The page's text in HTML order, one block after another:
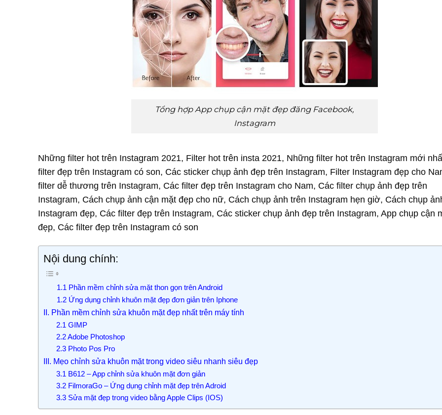
Tổng hợp App chụp cận mặt đẹp đăng Facebook,
Instagram
Những filter hot trên Instagram 2021, Filter hot trên insta 2021, Những filter hot trên Instagram mới
filter đẹp trên Instagram có son, Các sticker chụp ảnh đẹp trên Instagram, Filter Instagram đẹp cho
filter dễ thương trên Instagram, Các filter đẹp trên Instagram cho Nam, Các filter chụp ảnh đẹp trên
Instagram, Cách chụp ảnh cận mặt đẹp cho nữ, Cách chụp ảnh trên Instagram hẹn giờ, Cách chụp
Instagram đẹp, Các filter đẹp trên Instagram, Các sticker chụp ảnh đẹp trên Instagram, App chụp cận
đẹp, Các filter đẹp trên Instagram có son
Nội dung chính:
1.1 Phần mềm chỉnh sửa mặt thon gọn trên Android
1.2 Ứng dụng chỉnh khuôn mặt đẹp đơn giản trên Iphone
II. Phần mềm chỉnh sửa khuôn mặt đẹp nhất trên máy tính
2.1 GIMP
2.2 Adobe Photoshop
2.3 Photo Pos Pro
III. Mẹo chỉnh sửa khuôn mặt trong video siêu nhanh siêu đẹp
3.1 B612 – App chỉnh sửa khuôn mặt đơn giản
3.2 FilmoraGo – Ứng dụng chỉnh mặt đẹp trên Adroid
3.3 Sửa mặt đẹp trong video bằng Apple Clips (IOS)